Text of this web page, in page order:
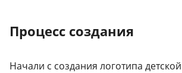
Процесс создания
Начали с создания логотипа